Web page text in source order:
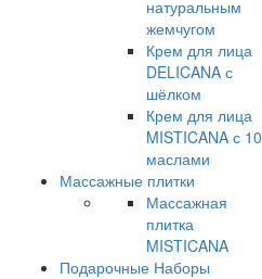
натуральным
жемчугом
Крем для лица
DELICANA с
шёлком
Крем для лица
MISTICANA с 10
маслами
Массажные плитки
Массажная
плитка
MISTICANA
Подарочные Наборы